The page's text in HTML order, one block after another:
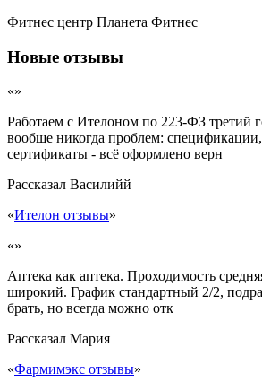
Фитнес центр Планета Фитнес
Новые отзывы
«»
Работаем с Ителоном по 223-ФЗ третий
вообще никогда проблем:
сертификаты - всё оформлено верн
Рассказал Василийй
«Ителон отзывы»
«»
Аптека как аптека. Проходимость
широкий. График стандартный 2/2,
брать, но всегда можно отк
Рассказал Мария
«Фармимэкс отзывы»